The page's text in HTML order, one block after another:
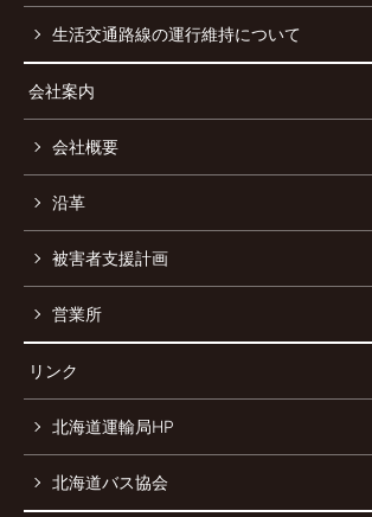
生活交通路線の運行維持について
会社案内
会社概要
沿革
被害者支援計画
営業所
リンク
北海道運輸局HP
北海道バス協会